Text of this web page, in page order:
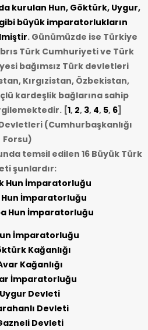
kurulan Hun, Göktürk, Uygur,
büyük imparatorlukların
. Günümüzde ise Türkiye
Türk Cumhuriyeti ve Türk
bağımsız Türk devletleri
Kırgızistan, Özbekistan,
kardeşlik bağlarına sahip
[1, 2, 3, 4, 5, 6]
(Cumhurbaşkanlığı
Forsu)
temsil edilen 16 Büyük Türk
şunlardır:
Hun İmparatorluğu
Hun İmparatorluğu
Hun İmparatorluğu
İmparatorluğu
Kağanlığı
Kağanlığı
İmparatorluğu
Uygur Devleti
Devleti
Devleti